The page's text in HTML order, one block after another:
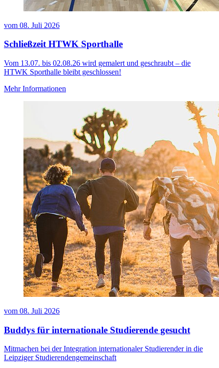
vom 08. Juli 2026
Schließzeit HTWK Sporthalle
Vom 13.07. bis 02.08.26 wird gemalert und geschraubt – die
HTWK Sporthalle bleibt geschlossen!
Mehr Informationen
vom 08. Juli 2026
Buddys für internationale Studierende gesucht
Mitmachen bei der Integration internationaler Studierender in die
Leipziger Studierendengemeinschaft